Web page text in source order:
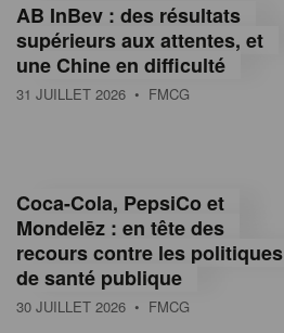
AB InBev : des résultats
supérieurs aux attentes, et
une Chine en difficulté
31 JUILLET 2026 • FMCG
Coca-Cola, PepsiCo et
Mondelēz : en tête des
recours contre les politiques
de santé publique
30 JUILLET 2026 • FMCG